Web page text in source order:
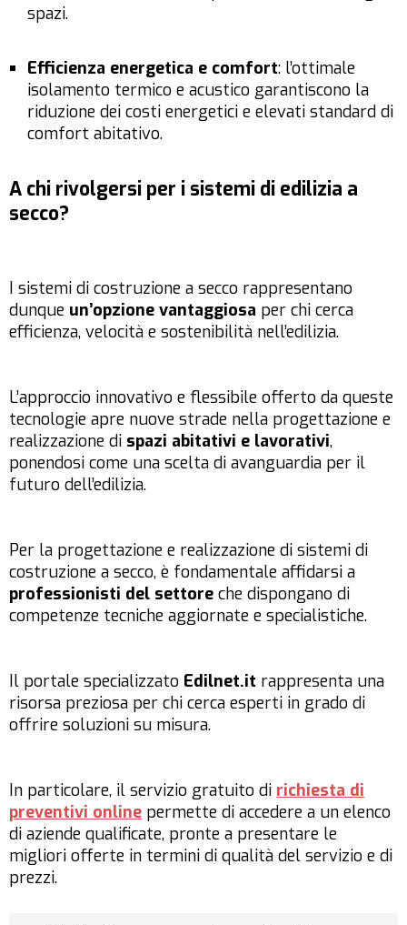
spazi.
Efficienza energetica e comfort: l’ottimale
isolamento termico e acustico garantiscono la
riduzione dei costi energetici e elevati standard di
comfort abitativo.
A chi rivolgersi per i sistemi di edilizia a
secco?
I sistemi di costruzione a secco rappresentano
dunque un’opzione vantaggiosa per chi cerca
efficienza, velocità e sostenibilità nell’edilizia.
L’approccio innovativo e flessibile offerto da queste
tecnologie apre nuove strade nella progettazione e
realizzazione di spazi abitativi e lavorativi,
ponendosi come una scelta di avanguardia per il
futuro dell’edilizia.
Per la progettazione e realizzazione di sistemi di
costruzione a secco, è fondamentale affidarsi a
professionisti del settore che dispongano di
competenze tecniche aggiornate e specialistiche.
Il portale specializzato Edilnet.it rappresenta una
risorsa preziosa per chi cerca esperti in grado di
offrire soluzioni su misura.
In particolare, il servizio gratuito di richiesta di
preventivi online permette di accedere a un elenco
di aziende qualificate, pronte a presentare le
migliori offerte in termini di qualità del servizio e di
prezzi.